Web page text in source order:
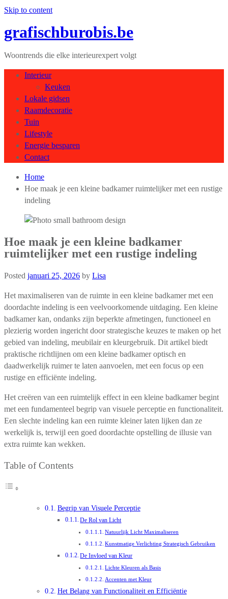
Skip to content
grafischburobis.be
Woontrends die elke interieurexpert volgt
Interieur
Keuken
Lokale gidsen
Raamdecoratie
Tuin
Lifestyle
Energie besparen
Contact
Home
Hoe maak je een kleine badkamer ruimtelijker met een rustige
indeling
Hoe maak je een kleine badkamer
ruimtelijker met een rustige indeling
Posted januari 25, 2026 by Lisa
Het maximaliseren van de ruimte in een kleine badkamer met een
doordachte indeling is een veelvoorkomende uitdaging. Een kleine
badkamer kan, ondanks zijn beperkte afmetingen, functioneel en
plezierig worden ingericht door strategische keuzes te maken op het
gebied van indeling, meubilair en kleurgebruik. Dit artikel biedt
praktische richtlijnen om een kleine badkamer optisch en
daadwerkelijk ruimer te laten aanvoelen, met een focus op een
rustige en efficiënte indeling.
Het creëren van een ruimtelijk effect in een kleine badkamer begint
met een fundamenteel begrip van visuele perceptie en functionaliteit.
Een slechte indeling kan een ruimte kleiner laten lijken dan ze
werkelijk is, terwijl een goed doordachte opstelling de illusie van
extra ruimte kan wekken.
Table of Contents
Begrip van Visuele Perceptie
De Rol van Licht
Natuurlijk Licht Maximaliseren
Kunstmatige Verlichting Strategisch Gebruiken
De Invloed van Kleur
Lichte Kleuren als Basis
Accenten met Kleur
Het Belang van Functionaliteit en Efficiëntie